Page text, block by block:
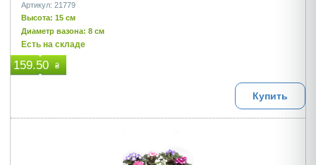
Артикул: 21779
Высота: 15 см
Диаметр вазона: 8 см
Есть на складе
159.50 ₴
Купить